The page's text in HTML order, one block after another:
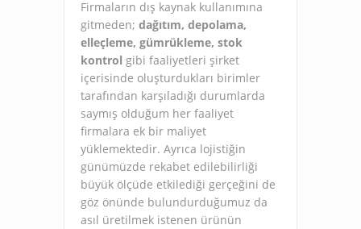
Firmaların dış kaynak kullanımına
gitmeden; dağıtım, depolama,
elleçleme, gümrükleme, stok
kontrol gibi faaliyetleri şirket
içerisinde oluşturdukları birimler
tarafından karşıladığı durumlarda
saymış olduğum her faaliyet
firmalara ek bir maliyet
yüklemektedir. Ayrıca lojistiğin
günümüzde rekabet edilebilirliği
büyük ölçüde etkilediği gerçeğini de
göz önünde bulundurduğumuz da
asıl üretilmek istenen ürünün